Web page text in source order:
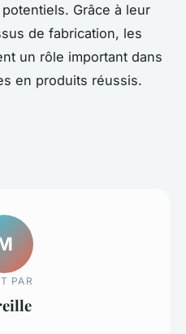
Grâce à leur
de fabrication, les
un rôle important dans
en produits réussis.
PAR